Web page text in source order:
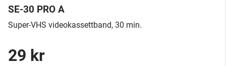
SE-30 PRO A
Super-VHS videokassettband, 30 min.
29 kr